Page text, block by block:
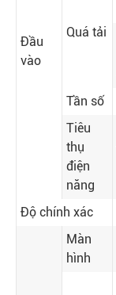
Đầu
vào
Quá tải
Tần số
Tiêu
thụ
điện
năng
Độ chính xác
Màn
hình